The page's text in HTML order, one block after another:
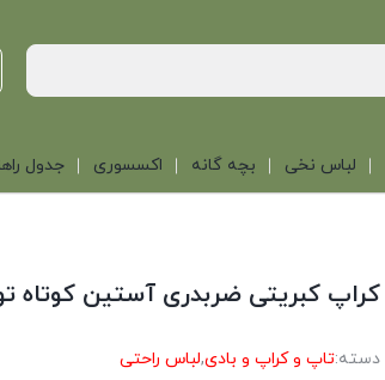
لباس نخی بچه گانه اکسسوری جدول
کراپ کبریتی ضربدری آستین کوتاه
دسته:تاپ و کراپ و بادی,لباس راحتی